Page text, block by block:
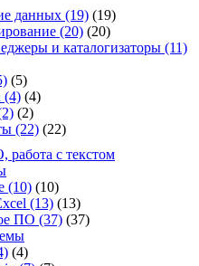
данных (19) (19)
(20) (20)
и каталогизаторы (11)
(5)
(4) (4)
(2)
(22) (22)
с текстом
(10) (10)
(13) (13)
ПО (37) (37)
(4)